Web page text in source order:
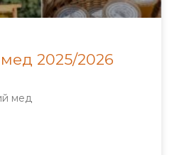
2025/2026
мед